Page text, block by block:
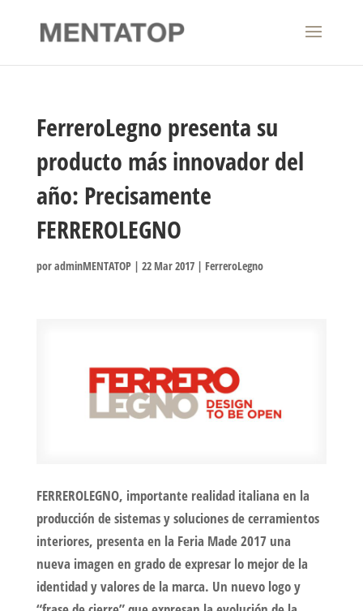
FerreroLegno presenta su
producto más innovador del
año: Precisamente
FERREROLEGNO
poradminMENTATOP| 22 Mar 2017| FerreroLegno
FERREROLEGNO, importante realidad italiana en la
producción de sistemas y soluciones de cerramientos
interiores, presenta en la Feria Made 2017 una
nueva imagen en grado de expresar lo mejor de la
identidad y valores de la marca. Un nuevo logo y